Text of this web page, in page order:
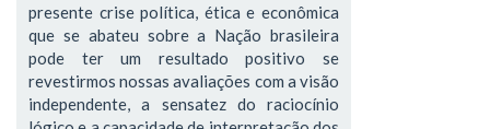
presente crise política, ética e econômica
que se abateu sobre a Nação brasileira
pode ter um resultado positivo se
revestirmos nossas avaliações com a visão
independente, a sensatez do raciocínio